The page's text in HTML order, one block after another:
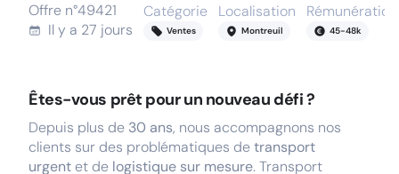
Offre n°49421
Il y a 27 jours
Catégorie
Ventes
Localisation
Montreuil
Rémunération
45-48k
Êtes-vous prêt pour un nouveau défi ?
Depuis plus de 30 ans, nous accompagnons nos
clients sur des problématiques detransport
urgent et de logistique sur mesure. Transport